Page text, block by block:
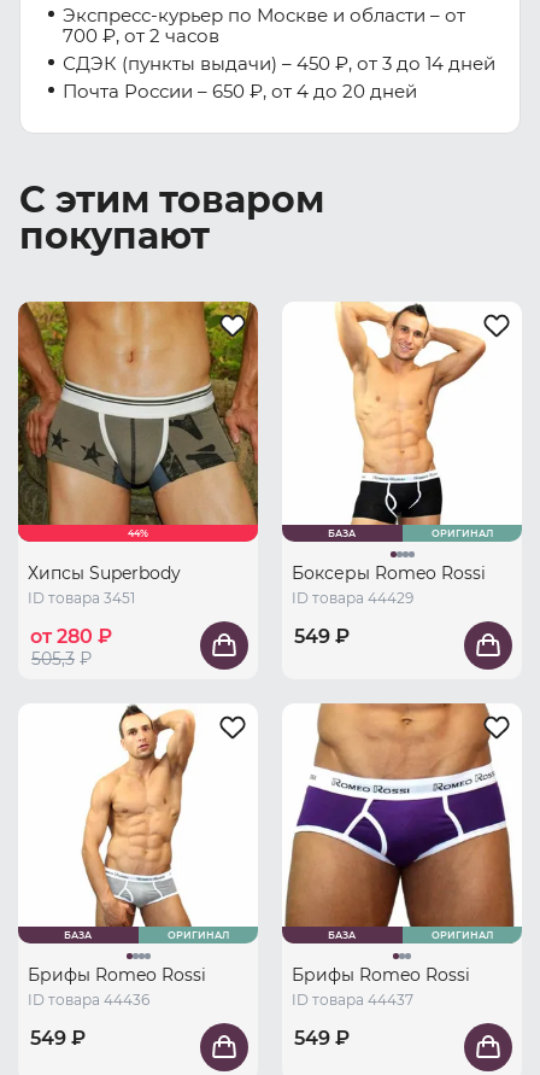
Экспресс-курьер по Москве и области – от
700 ₽, от 2 часов
СДЭК (пункты выдачи) – 450 ₽, от 3 до 14 дней
Почта России – 650 ₽, от 4 до 20 дней
С этим товаром
покупают
44%
Хипсы Superbody
ID товара 3451
от 280 ₽
505,3 ₽
БАЗА ОРИГИНАЛ
Боксеры Romeo Rossi
ID товара 44429
549 ₽
БАЗА ОРИГИНАЛ
Брифы Romeo Rossi
ID товара 44436
549 ₽
БАЗА ОРИГИНАЛ
Брифы Romeo Rossi
ID товара 44437
549 ₽